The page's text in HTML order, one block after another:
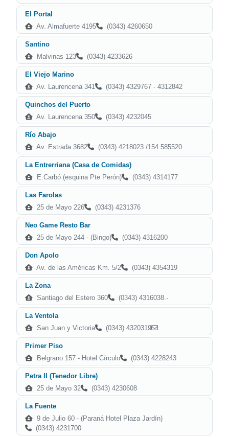
El Portal
Av. Almafuerte 4195
(0343) 4260650
Santino
Malvinas 123
(0343) 4233626
El Viejo Marino
Av. Laurencena 341
(0343) 4329767 - 4312842
Quinchos del Puerto
Av. Laurencena 350
(0343) 4232045
Río Abajo
Av. Estrada 3682
(0343) 4218023 /154 585520
La Entrerriana (Casa de Comidas)
E.Carbó (esquina Pte Perón)
(0343) 4314177
Las Farolas
25 de Mayo 226
(0343) 4231376
Neo Game Resto Bar
25 de Mayo 244 - (Bingo)
(0343) 4316200
Don Apolo
Av. de las Américas Km. 5/2
(0343) 4354319
La Zona
Santiago del Estero 360
(0343) 4316038.-
La Ventola
San Juan y Victoria
(0343) 4320319
Primer Piso
Belgrano 157 - Hotel Círculo
(0343) 4228243
Petra II (Tenedor Libre)
25 de Mayo 32
(0343) 4230608
La Fuente
9 de Julio 60 - (Paraná Hotel Plaza Jardín)
(0343) 4231700